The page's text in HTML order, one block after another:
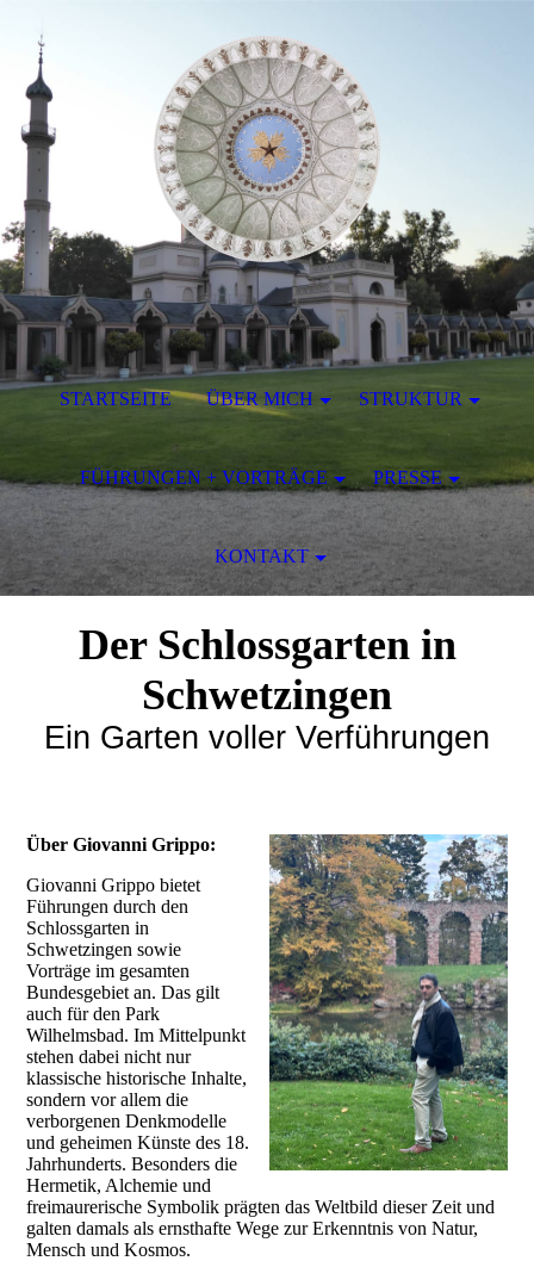
Der Schlossgarten in
Schwetzingen
Ein Garten voller Verführungen
Über Giovanni Grippo:
Giovanni Grippo bietet
Führungen durch den
Schlossgarten in
Schwetzingen sowie
Vorträge im gesamten
Bundesgebiet an. Das gilt
auch für den Park
Wilhelmsbad. Im Mittelpunkt
stehen dabei nicht nur
klassische historische Inhalte,
sondern vor allem die
verborgenen Denkmodelle
und geheimen Künste des 18.
Jahrhunderts. Besonders die
Hermetik, Alchemie und
freimaurerische Symbolik prägten das Weltbild dieser Zeit und
galten damals als ernsthafte Wege zur Erkenntnis von Natur,
Mensch und Kosmos.
STARTSEITE ÜBER MICH STRUKTUR
FÜHRUNGEN + VORTRÄGE PRESSE
KONTAKT